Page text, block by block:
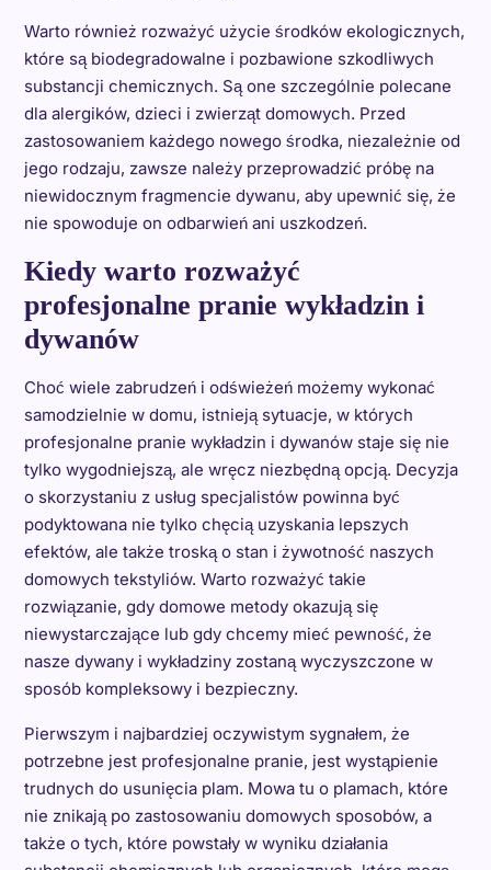
Warto również rozważyć użycie środków ekologicznych,
które są biodegradowalne i pozbawione szkodliwych
substancji chemicznych. Są one szczególnie polecane
dla alergików, dzieci i zwierząt domowych. Przed
zastosowaniem każdego nowego środka, niezależnie od
jego rodzaju, zawsze należy przeprowadzić próbę na
niewidocznym fragmencie dywanu, aby upewnić się, że
nie spowoduje on odbarwień ani uszkodzeń.
Kiedy warto rozważyć
profesjonalne pranie wykładzin i
dywanów
Choć wiele zabrudzeń i odświeżeń możemy wykonać
samodzielnie w domu, istnieją sytuacje, w których
profesjonalne pranie wykładzin i dywanów staje się nie
tylko wygodniejszą, ale wręcz niezbędną opcją. Decyzja
o skorzystaniu z usług specjalistów powinna być
podyktowana nie tylko chęcią uzyskania lepszych
efektów, ale także troską o stan i żywotność naszych
domowych tekstyliów. Warto rozważyć takie
rozwiązanie, gdy domowe metody okazują się
niewystarczające lub gdy chcemy mieć pewność, że
nasze dywany i wykładziny zostaną wyczyszczone w
sposób kompleksowy i bezpieczny.
Pierwszym i najbardziej oczywistym sygnałem, że
potrzebne jest profesjonalne pranie, jest wystąpienie
trudnych do usunięcia plam. Mowa tu o plamach, które
nie znikają po zastosowaniu domowych sposobów, a
także o tych, które powstały w wyniku działania